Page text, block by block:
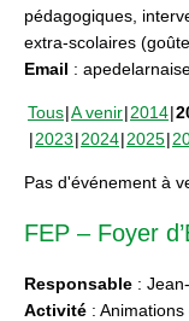
pédagogiques,
extra-scolaires
Email :
Tous A venir 2014
2023 2024 2025
Pas d'événement à
FEP – Foyer
Responsable :
Activité :